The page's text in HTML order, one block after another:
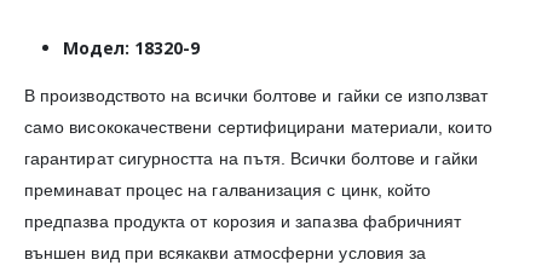
Модел: 18320-9
В производството на всички болтове и гайки се използват
само висококачествени сертифицирани материали, които
гарантират сигурността на пътя. Всички болтове и гайки
преминават процес на галванизация с цинк, който
предпазва продукта от корозия и запазва фабричният
външен вид при всякакви атмосферни условия за